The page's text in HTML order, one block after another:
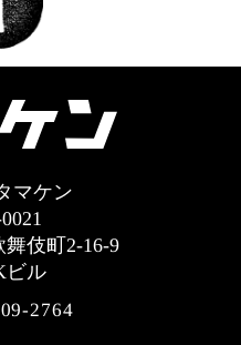
マケン
伎町2-16-9
ビル
2764